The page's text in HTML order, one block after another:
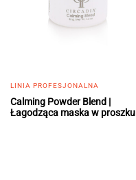
LINIA PROFESJONALNA
Calming Powder Blend |
Łagodząca maska w proszku